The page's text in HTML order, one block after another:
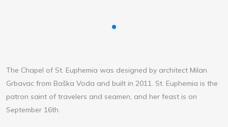
The Chapel of St. Euphemia was designed by architect Milan
Grbavac from Baška Voda and built in 2011. St. Euphemia is the
patron saint of travelers and seamen, and her feast is on
September 16th.